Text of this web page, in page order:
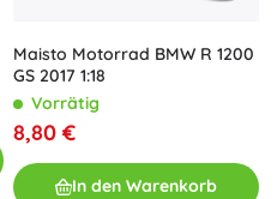
Maisto Motorrad BMW R 1200
GS 2017 1:18
Vorrätig
8,80 €
In den Warenkorb